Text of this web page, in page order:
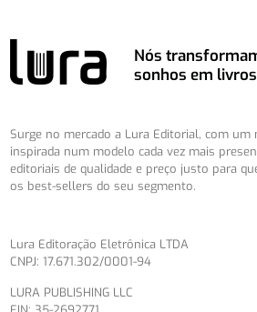
Nós
sonhos em livros
Surge no mercado a Lura Editorial, com
inspirada num modelo cada vez mais
editoriais de qualidade e preço justo para
os best-sellers do seu segmento.
Lura Editoração Eletrônica LTDA
CNPJ: 17.671.302/0001-94
LURA PUBLISHING LLC